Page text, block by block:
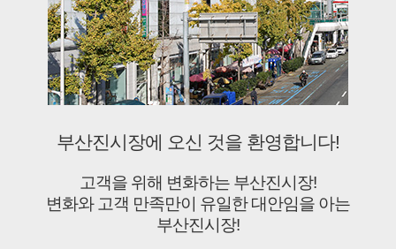
부산진시장에 오신 것을 환영합니다!
고객을 위해 변화하는 부산진시장!
변화와 고객 만족만이 유일한 대안임을 아는
부산진시장!